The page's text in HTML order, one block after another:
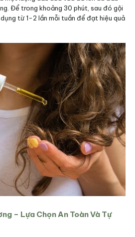
Để trong khoảng 30 phút, sau đó gội
từ 1-2 lần mỗi tuần để đạt hiệu quả
– Lựa Chọn An Toàn Và Tự